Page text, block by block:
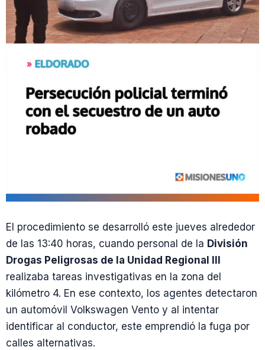
El procedimiento se desarrolló este jueves alrededor
de las 13:40 horas, cuando personal de la División
Drogas Peligrosas de la Unidad Regional III
realizaba tareas investigativas en la zona del
kilómetro 4. En ese contexto, los agentes detectaron
un automóvil Volkswagen Vento y al intentar
identificar al conductor, este emprendió la fuga por
calles alternativas.